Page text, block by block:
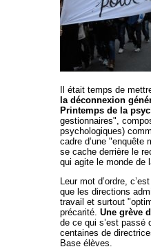
Il était temps de
la déconnexion
Printemps de la
gestionnaires",
psychologiques)
cadre d’une "enquête
se cache derrière le
qui agite le monde de
Leur mot d’ordre,
que les directions
travail et surtout
précarité. Une grève
de ce qui s’est passé
centaines de
Base élèves.